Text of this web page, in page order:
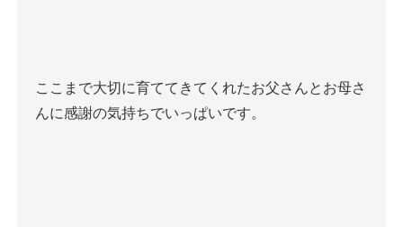
ここまで大切に育ててきてくれたお父さんとお母さ
んに感謝の気持ちでいっぱいです。